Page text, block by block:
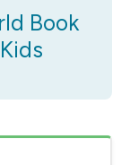
Book
Kids